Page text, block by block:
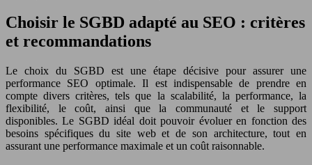
Choisir le SGBD adapté au SEO : critères
et recommandations
Le choix du SGBD est une étape décisive pour assurer une
performance SEO optimale. Il est indispensable de prendre en
compte divers critères, tels que la scalabilité, la performance, la
flexibilité, le coût, ainsi que la communauté et le support
disponibles. Le SGBD idéal doit pouvoir évoluer en fonction des
besoins spécifiques du site web et de son architecture, tout en
assurant une performance maximale et un coût raisonnable.